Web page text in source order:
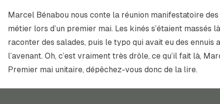
Marcel Bénabou nous conte la réunion manifestatoire
métier lors d’un premier mai. Les kinés s’étaient massés
raconter des salades, puis le typo qui avait eu des ennuis
l’avenant. Oh, c’est vraiment très drôle, ce qu’il fait là,
Premier mai unitaire, dépêchez-vous donc de la lire.